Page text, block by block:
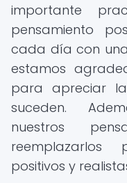
importante
pensamiento
cada día con
estamos
para apreciar
suceden.
nuestros
reemplazarlos
positivos y